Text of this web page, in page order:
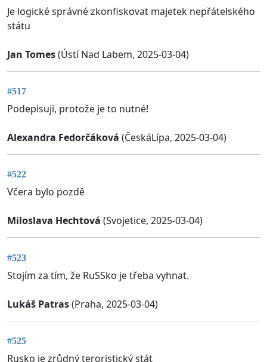
Je logické správné zkonfiskovat majetek nepřátelského
státu
Jan Tomes(Ústí Nad Labem, 2025-03-04)
#517
Podepisuji, protože je to nutné!
Alexandra Fedorčáková (ČeskáLípa, 2025-03-04)
#522
Včera bylo pozdě
Miloslava Hechtová (Svojetice, 2025-03-04)
#523
Stojím za tím, že RuSSko je třeba vyhnat.
Lukáš Patras(Praha, 2025-03-04)
#525
Rusko je zrůdný teroristický stát